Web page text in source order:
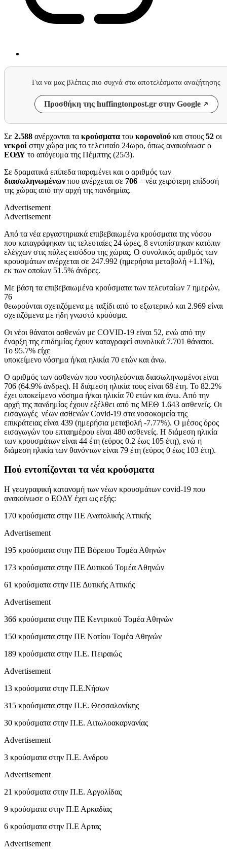
Για να μας βλέπεις πιο συχνά στα αποτελέσματα αναζήτησης
Προσθήκη της huffingtonpost.gr στην Google
Σε 2.588 ανέρχονται τα κρούσματα του κορονοϊού και στους 52 οι
νεκροί στην χώρα μας το τελευταίο 24ωρο, όπως ανακοίνωσε ο
ΕΟΔΥ το απόγευμα της Πέμπτης (25/3).
Σε δραματικά επίπεδα παραμένει και ο αριθμός των
διασωληνωμένων που ανέρχεται σε 706 – νέα χειρότερη επίδοσή
της χώρας από την αρχή της πανδημίας.
Advertisement
Advertisement
Από τα νέα εργαστηριακά επιβεβαιωμένα κρούσματα της νόσου
που καταγράφηκαν τις τελευταίες 24 ώρες, 8 εντοπίστηκαν κατόπιν
ελέγχων στις πύλες εισόδου της χώρας. Ο συνολικός αριθμός των
κρουσμάτων ανέρχεται σε 247.992 (ημερήσια μεταβολή +1.1%),
εκ των οποίων 51.5% άνδρες.
Με βάση τα επιβεβαιωμένα κρούσματα των τελευταίων 7 ημερών,
76
θεωρούνται σχετιζόμενα με ταξίδι από το εξωτερικό και 2.969 είναι
σχετιζόμενα με ήδη γνωστό κρούσμα.
Οι νέοι θάνατοι ασθενών με COVID-19 είναι 52, ενώ από την
έναρξη της επιδημίας έχουν καταγραφεί συνολικά 7.701 θάνατοι.
Το 95.7% είχε
υποκείμενο νόσημα ή/και ηλικία 70 ετών και άνω.
Ο αριθμός των ασθενών που νοσηλεύονται διασωληνωμένοι είναι
706 (64.9% άνδρες). Η διάμεση ηλικία τους είναι 68 έτη. To 82.2%
έχει υποκείμενο νόσημα ή/και ηλικία 70 ετών και άνω. Από την
αρχή της πανδημίας έχουν εξέλθει από τις ΜΕΘ 1.643 ασθενείς. Οι
εισαγωγές νέων ασθενών Covid-19 στα νοσοκομεία της
επικράτειας είναι 439 (ημερήσια μεταβολή -7.77%). Ο μέσος όρος
εισαγωγών του επταημέρου είναι 480 ασθενείς. Η διάμεση ηλικία
των κρουσμάτων είναι 44 έτη (εύρος 0.2 έως 105 έτη), ενώ η
διάμεση ηλικία των θανόντων είναι 79 έτη (εύρος 0 έως 103 έτη).
Πού εντοπίζονται τα νέα κρούσματα
Η γεωγραφική κατανομή των νέων κρουσμάτων covid-19 που
ανακοίνωσε ο ΕΟΔΥ έχει ως εξής:
170 κρούσματα στην ΠΕ Ανατολικής Αττικής
Advertisement
195 κρούσματα στην ΠΕ Βόρειου Τομέα Αθηνών
173 κρούσματα στην ΠΕ Δυτικού Τομέα Αθηνών
61 κρούσματα στην ΠΕ Δυτικής Αττικής
Advertisement
366 κρούσματα στην ΠΕ Κεντρικού Τομέα Αθηνών
150 κρούσματα στην ΠΕ Νοτίου Τομέα Αθηνών
189 κρούσματα στην Π.Ε. Πειραιώς
Advertisement
13 κρούσματα στην Π.Ε.Νήσων
315 κρούσματα στην Π.Ε. Θεσσαλονίκης
30 κρούσματα στην Π.Ε. Αιτωλοακαρνανίας
Advertisement
3 κρούσματα στην Π.Ε. Ανδρου
Advertisement
21 κρούσματα στην Π.Ε. Αργολίδας
9 κρούσματα στην Π.Ε Αρκαδίας
6 κρούσματα στην Π.Ε Αρτας
Advertisement